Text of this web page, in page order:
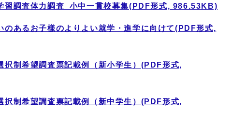
習調査体力調査_小中一貫校募集(PDF形式, 986.53KB)
のあるお子樣のよりよい就学・進学に向けて(PDF形式,
択制希望調査票記載例（新小学生）(PDF形式,
択制希望調査票記載例（新中学生）(PDF形式,